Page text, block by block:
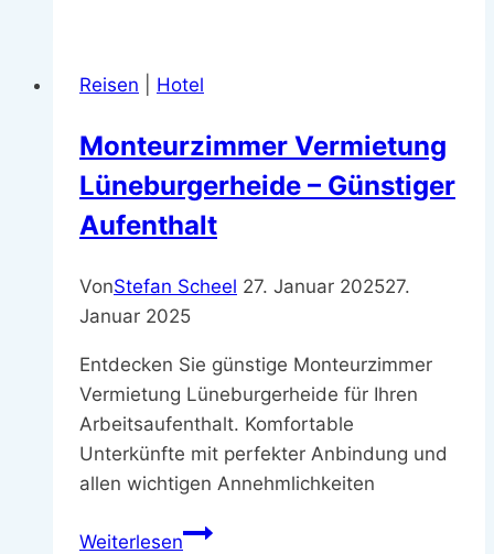
ein
auf
Zypern
deinen
Sommer
Reisen Hotel
Monteurzimmer Vermietung
Lüneburgerheide – Günstiger
Aufenthalt
VonStefan Scheel 27. Januar 202527.
Januar 2025
Entdecken Sie günstige Monteurzimmer
Vermietung Lüneburgerheide für Ihren
Arbeitsaufenthalt. Komfortable
Unterkünfte mit perfekter Anbindung und
allen wichtigen Annehmlichkeiten
WeiterlesenMonteurzimmer